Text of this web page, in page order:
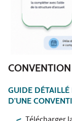
GUIDE
D'UNE